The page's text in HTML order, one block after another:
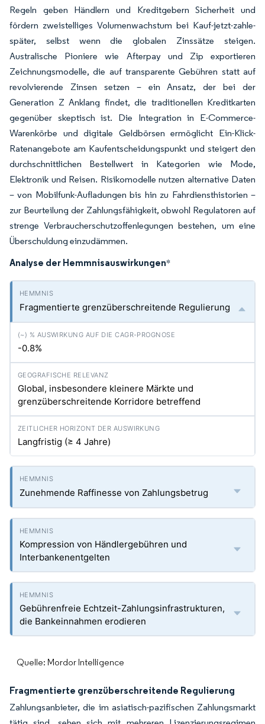
Regeln geben Händlern und Kreditgebern Sicherheit und
fördern zweistelliges Volumenwachstum bei Kauf-jetzt-zahle-
später, selbst wenn die globalen Zinssätze steigen.
Australische Pioniere wie Afterpay und Zip exportieren
Zeichnungsmodelle, die auf transparente Gebühren statt auf
revolvierende Zinsen setzen – ein Ansatz, der bei der
Generation Z Anklang findet, die traditionellen Kreditkarten
gegenüber skeptisch ist. Die Integration in E-Commerce-
Warenkörbe und digitale Geldbörsen ermöglicht Ein-Klick-
Ratenangebote am Kaufentscheidungspunkt und steigert den
durchschnittlichen Bestellwert in Kategorien wie Mode,
Elektronik und Reisen. Risikomodelle nutzen alternative Daten
– von Mobilfunk-Aufladungen bis hin zu Fahrdiensthistorien –
zur Beurteilung der Zahlungsfähigkeit, obwohl Regulatoren auf
strenge Verbraucherschutzoffenlegungen bestehen, um eine
Überschuldung einzudämmen.
Analyse der Hemmnisauswirkungen*
Fragmentierte grenzüberschreitende Regulierung
-0.8%
Global, insbesondere kleinere Märkte und
grenzüberschreitende Korridore betreffend
Langfristig (≥ 4 Jahre)
Zunehmende Raffinesse von Zahlungsbetrug
Kompression von Händlergebühren und
Interbankenentgelten
Gebührenfreie Echtzeit-Zahlungsinfrastrukturen,
die Bankeinnahmen erodieren
Quelle: Mordor Intelligence
Fragmentierte grenzüberschreitende Regulierung
Zahlungsanbieter, die im asiatisch-pazifischen Zahlungsmarkt